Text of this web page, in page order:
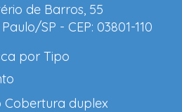
de Barros, 55
SP - CEP: 03801-110
por Tipo
duplex